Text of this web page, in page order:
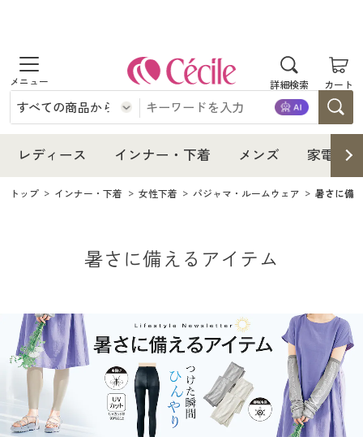
詳細検索 カート
商品を探す
レディース
レディース通販すべて
レディースファッション
インナー・下着
インナー・下着通販すべて
ジュニア・ティーンズ下着
メンズ
メンズ下着
家電
キッチン・雑貨・日用品
寝具・インテリア・家具通販すべて
家具・収納
寝具・ベッド
美容・健康
美容・健康通販すべて
美容・健康・サプリメント
制服・スクール
制服・スクールすべて
大きいサイズ
レディース インナー・下着 メンズ 家電・
レディース
レディース通販すべて
レディースファッション
女性下着
インナー・下着
女性下着
メンズ
メンズ通販すべて
家電・雑貨
キッチン・雑貨・日用品
家具・収納
寝具・ベッド
カーテン・ラグ・ファブリック
美容・健康通販すべて
美容・健康・サプリメント
制服・スクール
制服・スクールすべて
制服・学生服
大きいサイズ
大きいサイズ通販すべて
バーゲン
トップ インナー・下着 女性下着 パジャマ・ルームウェア 暑さに備
暑さに備えるアイテム